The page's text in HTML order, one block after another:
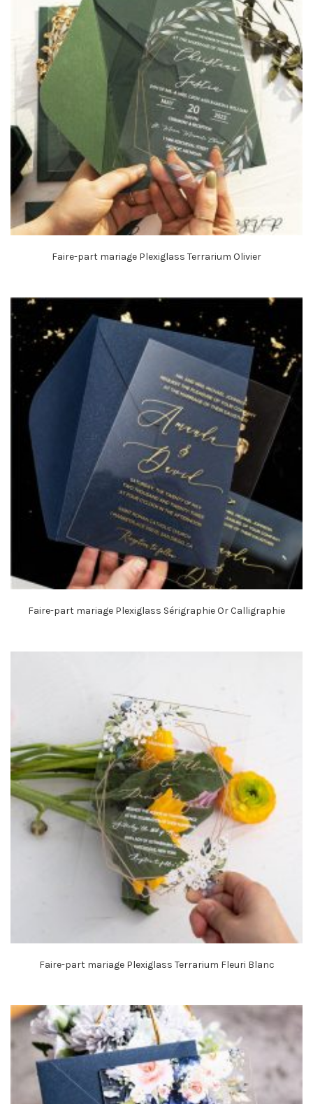
Faire-part mariage Plexiglass Terrarium Olivier
Faire-part mariage Plexiglass Sérigraphie Or Calligraphie
Faire-part mariage Plexiglass Terrarium Fleuri Blanc